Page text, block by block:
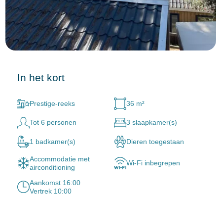
In het kort
Prestige-reeks 36 m²
Tot 6 personen 3 slaapkamer(s)
1 badkamer(s) Dieren toegestaan
Accommodatie met
airconditioning
Wi-Fi inbegrepen
Aankomst 16:00
Vertrek 10:00